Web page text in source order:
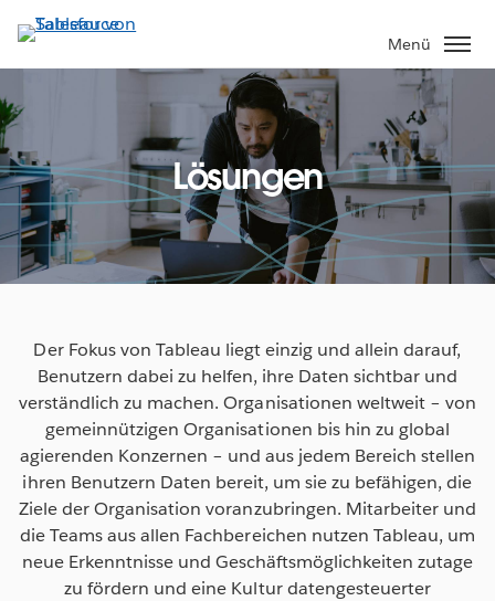
Direkt
zum
Inhalt
Menü
Lösungen
Der Fokus von Tableau liegt einzig und allein darauf,
Benutzern dabei zu helfen, ihre Daten sichtbar und
verständlich zu machen. Organisationen weltweit – von
gemeinnützigen Organisationen bis hin zu global
agierenden Konzernen – und aus jedem Bereich stellen
ihren Benutzern Daten bereit, um sie zu befähigen, die
Ziele der Organisation voranzubringen. Mitarbeiter und
die Teams aus allen Fachbereichen nutzen Tableau, um
neue Erkenntnisse und Geschäftsmöglichkeiten zutage
zu fördern und eine Kultur datengesteuerter